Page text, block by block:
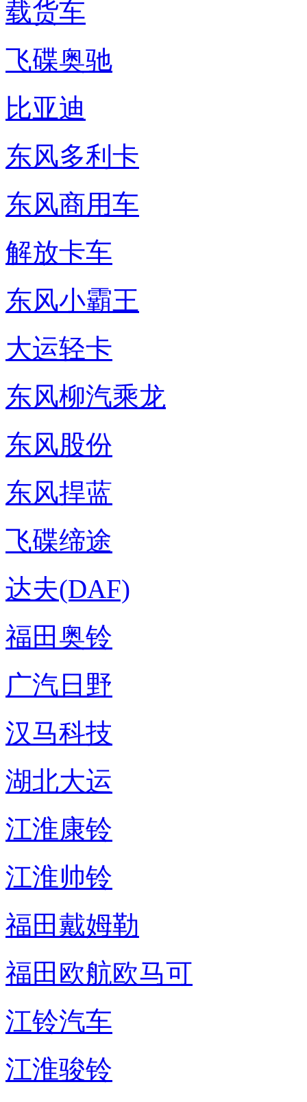
载货车
飞碟奥驰
比亚迪
东风多利卡
东风商用车
解放卡车
东风小霸王
大运轻卡
东风柳汽乘龙
东风股份
东风捍蓝
飞碟缔途
达夫(DAF)
福田奥铃
广汽日野
汉马科技
湖北大运
江淮康铃
江淮帅铃
福田戴姆勒
福田欧航欧马可
江铃汽车
江淮骏铃